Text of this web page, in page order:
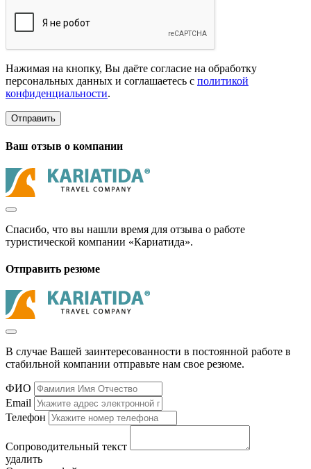
Нажимая на кнопку, Вы даёте согласие на обработку
персональных данных и соглашаетесь с политикой
конфиденциальности.
Отправить
Ваш отзыв о компании
Спасибо, что вы нашли время для отзыва о работе
туристической компании «Кариатида».
Отправить резюме
В случае Вашей заинтересованности в постоянной работе в
стабильной компании отправьте нам свое резюме.
ФИО
Email
Телефон
Сопроводительный текст
удалить